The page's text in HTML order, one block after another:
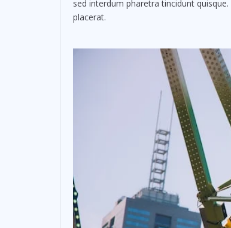
sed interdum pharetra tincidunt
placerat.